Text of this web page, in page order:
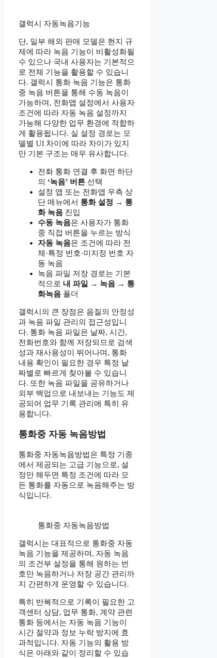
갤럭시 자동녹음기능
단, 일부 해외 판매 모델은 현지 규
제에 따라 녹음 기능이 비활성화될
수 있으나 국내 사용자는 기본적으
로 전체 기능을 활용할 수 있습니
다. 갤럭시 통화 녹음 기능은 통화
중 녹음 버튼을 통해 수동 녹음이
가능하며, 전화앱 설정에서 사용자
조건에 따라 자동 녹음 설정까지
가능해 다양한 업무 환경에 적합하
게 활용됩니다. 실 설정 경로는 모
델별 UI 차이에 따라 차이가 있지
만 기본 구조는 매우 유사합니다.
전화 통화 연결 후 화면 하단
의 ‘녹음’ 버튼 선택
설정 앱 또는 전화앱 우측 상
단 메뉴에서 통화 설정 → 통
화 녹음 진입
수동 녹음은 사용자가 통화
중 직접 버튼을 누르는 방식
자동 녹음은 조건에 따라 전
체·특정 번호·미지정 번호 자
동 녹음
녹음 파일 저장 경로는 기본
적으로 내 파일 → 녹음 → 통
화녹음 폴더
갤럭시의 큰 장점은 음질의 안정성
과 녹음 파일 관리의 접근성입니
다. 통화 녹음 파일은 날짜, 시간,
전화번호와 함께 저장되므로 검색
성과 재사용성이 뛰어나며, 통화
내용 확인이 필요한 경우 특정 날
짜별로 빠르게 찾아볼 수 있습니
다. 또한 녹음 파일을 공유하거나
외부 백업으로 내보내는 기능도 제
공되어 업무 기록 관리에 특히 유
용합니다.
통화중 자동 녹음방법
통화중 자동녹음방법은 특정 기종
에서 제공되는 고급 기능으로, 설
정만 해두면 특정 조건에 따라 모
든 통화를 자동으로 녹음해주는 방
식입니다.
통화중 자동녹음방법
갤럭시는 대표적으로 통화중 자동
녹음 기능을 제공하며, 자동 녹음
의 조건부 설정을 통해 원하는 번
호만 녹음하거나 저장 공간 관리까
지 간편하게 운영할 수 있습니다.
특히 반복적으로 기록이 필요한 고
객센터 상담, 업무 통화, 계약 관련
통화 등에서는 자동 녹음 기능이
시간 절약과 정보 누락 방지에 효
과적입니다. 자동 기능의 활용 방
식은 아래와 같이 정리할 수 있습